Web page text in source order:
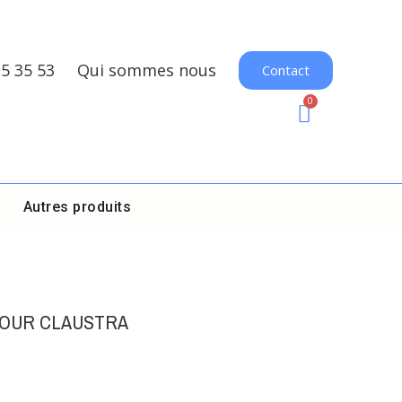
35 53 Qui sommes nous Contact
Autres produits
CLAUSTRA